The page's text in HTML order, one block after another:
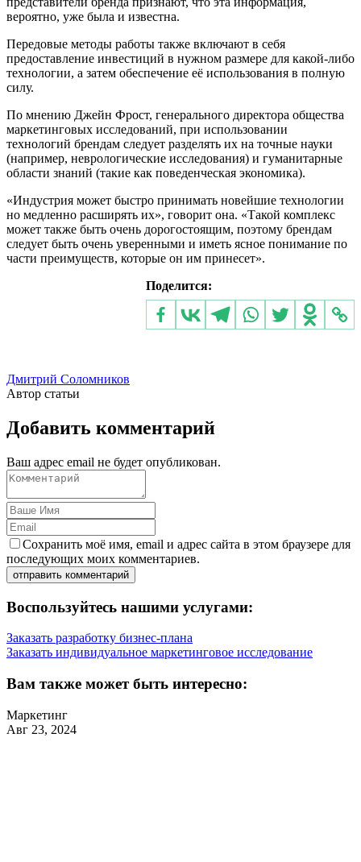
вероятно, уже была и известна.
Передовые методы работы также включают в себя
предоставление инвестиций в нужном размере для какой-либо
технологии, а затем обеспечение её использования в полную
силу.
По мнению Джейн Фрост, генерального директора общества
маркетинговых исследований, при использовании
технологий брендам следует разделять их на точные науки
(например, неврологические исследования) и гуманитарные
области знаний (такие как поведенческая экономика).
«Индустрия может быстро принимать новейшие технологии
но медленно расширять их», говорит она. «Такой комплекс
может также быть очень дорогостоящим, поэтому брендам
следует быть очень уверенными и иметь ясное понимание по
части преимуществ, которые он им принесет».
Поделится:
Дмитрий Соломников
Автор статьи
Добавить комментарий
Ваш адрес email не будет опубликован.
Сохранить моё имя, email и адрес сайта в этом браузере для
последующих моих комментариев.
Воспользуйтесь нашими услугами:
Заказать разработку бизнес-плана
Заказать индивидуальное маркетинговое исследование
Вам также может быть интересно:
Маркетинг
Авг 23, 2024